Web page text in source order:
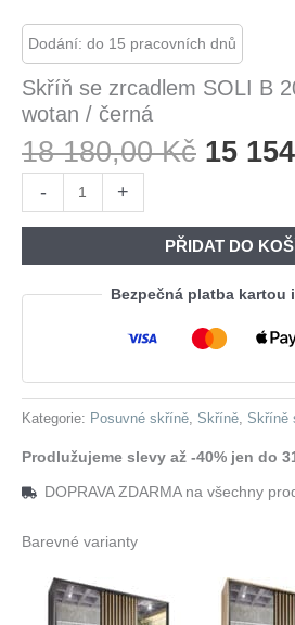
Dodání: do 15 pracovních dnů
Skříň se zrcadlem SOLI B
wotan / černá
18 180,00Kč
18
15
-
se
SOLI
B
dub
wotan
/
černá
+
PŘIDAT DO
Bezpečná platba kartou
Kategorie: Posuvné skříně, Skříně, Skříně
Prodlužujeme slevy až -40% jen do
DOPRAVA ZDARMA na všechny
Barevné varianty